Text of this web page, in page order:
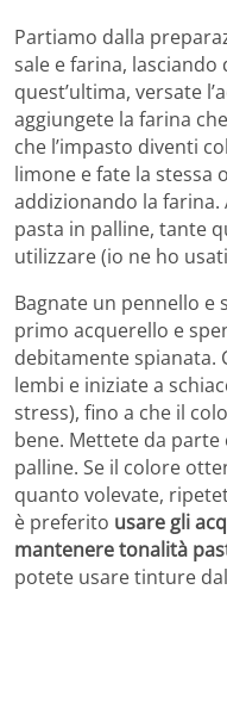
Partiamo dalla
sale e farina, lasciando
quest’ultima, versate
aggiungete la farina
che l’impasto diventi
limone e fate la stessa
addizionando la
pasta in palline, tante
utilizzare (io ne ho
Bagnate un pennello e
primo acquerello e
debitamente spianata.
lembi e iniziate a
stress), fino a che il
bene. Mettete da
palline. Se il colore
quanto volevate,
è preferito usare gli
mantenere tonalità
potete usare tinture